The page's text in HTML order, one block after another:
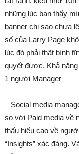
những lúc bạn thấy
banner chị sao chưa
số của Larry Page
lúc đó phải thật bình
quyết được. Khả
1 người Manager
– Social media
so với Paid media về
thấu hiểu cao về
“Insights” xác đáng.